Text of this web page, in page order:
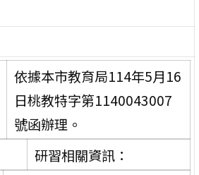
依據本市教育局114年5月16
日桃教特字第1140043007
號函辦理。
研習相關資訊：